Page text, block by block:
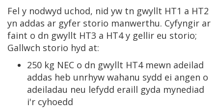
Fel y nodwyd uchod, nid yw tn gwyllt HT1 a HT2
yn addas ar gyfer storio manwerthu. Cyfyngir ar
faint o dn gwyllt HT3 a HT4 y gellir eu storio;
Gallwch storio hyd at:
250 kg NEC o dn gwyllt HT4 mewn adeilad
addas heb unrhyw wahanu sydd ei angen o
adeiladau neu lefydd eraill gyda mynediad
i'r cyhoedd